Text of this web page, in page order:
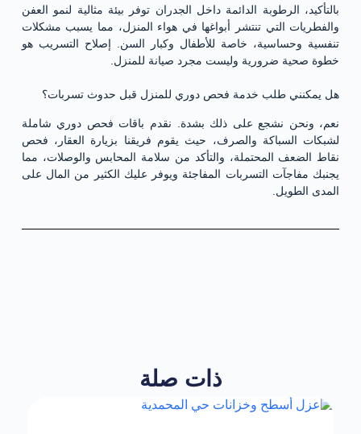
بالتأكيد، الرطوبة الدائمة داخل الجدران توفر بيئة مثالية لنمو العفن
والفطريات التي تنتشر أبواغها في هواء المنزل، مما يسبب مشكلات
تنفسية وحساسية، خاصة للأطفال وكبار السن. إصلاح التسريب هو
خطوة صحية ضرورية وليست مجرد صيانة للمنزل.
هل يمكنني طلب خدمة فحص دوري للمنزل قبل حدوث تسربات؟
نعم، ونحن نشجع على ذلك بشدة. نقدم باقات فحص دوري شاملة
لشبكات السباكة والصرف، حيث يقوم فريقنا بزيارة العقار، فحص
نقاط الضعف المحتملة، والتأكد من سلامة المحابس والوصلات، مما
يجنبك مفاجآت التسربات المفاجئة ويوفر عليك الكثير من المال على
المدى الطويل.
ذات صلة